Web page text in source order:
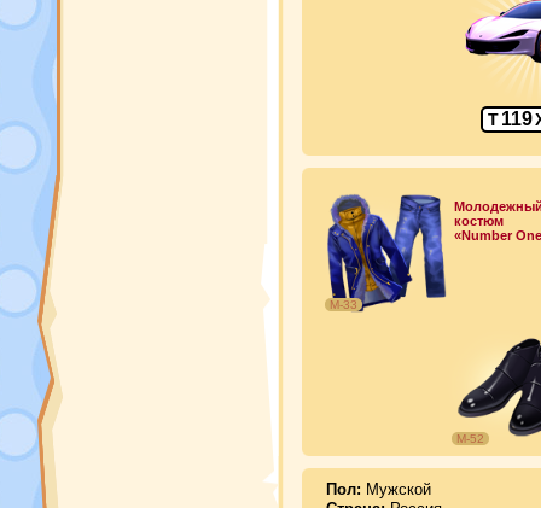
Т119
М-33
костюм
«Number
М-52
Пол: Мужской